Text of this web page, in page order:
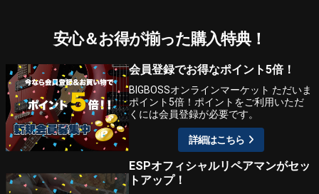
安心＆お得が揃った購入特典！
会員登録でお得なポイント5倍！
BIGBOSSオンラインマーケット ただいま
ポイント5倍！ポイントをご利用いただ
くには会員登録が必要です。
詳細はこちら
ESPオフィシャルリペアマンがセッ
トアップ！